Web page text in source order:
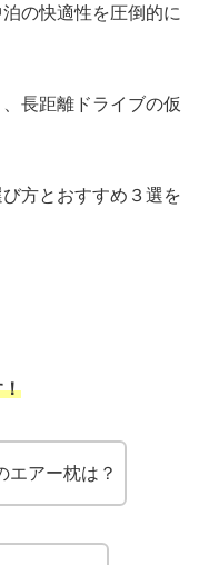
の快適性を圧倒的に
長距離ドライブの仮
方とおすすめ３選を
！
エアー枕は？